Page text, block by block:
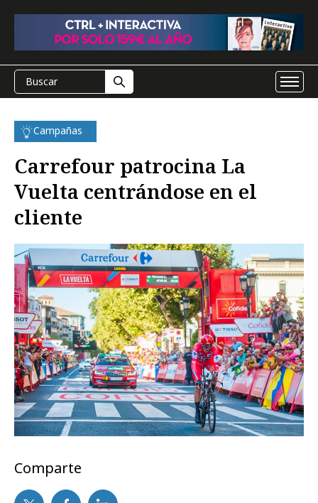
Campañas
Carrefour patrocina La
Vuelta centrándose en el
cliente
Comparte